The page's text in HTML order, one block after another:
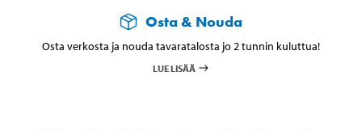
Osta & Nouda
Osta verkosta ja nouda tavaratalosta jo 2 tunnin kuluttua!
LUE LISÄÄ